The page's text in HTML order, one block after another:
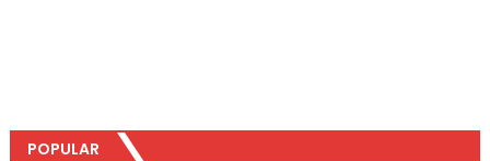
POPULAR